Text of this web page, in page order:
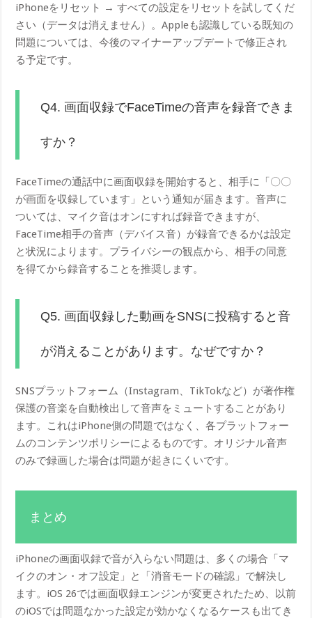
iPhoneをリセット → すべての設定をリセットを試してくだ
さい（データは消えません）。Appleも認識している既知の
問題については、今後のマイナーアップデートで修正され
る予定です。
Q4. 画面収録でFaceTimeの音声を録音できま
すか？
FaceTimeの通話中に画面収録を開始すると、相手に「〇〇
が画面を収録しています」という通知が届きます。音声に
ついては、マイク音はオンにすれば録音できますが、
FaceTime相手の音声（デバイス音）が録音できるかは設定
と状況によります。プライバシーの観点から、相手の同意
を得てから録音することを推奨します。
Q5. 画面収録した動画をSNSに投稿すると音
が消えることがあります。なぜですか？
SNSプラットフォーム（Instagram、TikTokなど）が著作権
保護の音楽を自動検出して音声をミュートすることがあり
ます。これはiPhone側の問題ではなく、各プラットフォー
ムのコンテンツポリシーによるものです。オリジナル音声
のみで録画した場合は問題が起きにくいです。
まとめ
iPhoneの画面収録で音が入らない問題は、多くの場合「マ
イクのオン・オフ設定」と「消音モードの確認」で解決し
ます。iOS 26では画面収録エンジンが変更されたため、以前
のiOSでは問題なかった設定が効かなくなるケースも出てき